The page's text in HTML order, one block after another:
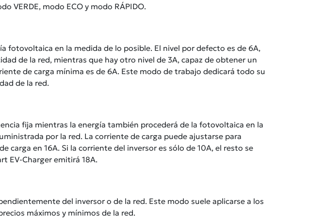
VERDE, modo ECO y modo RÁPIDO.
fotovoltaica en la medida de lo posible. El nivel por defecto es de 6A,
de la red, mientras que hay otro nivel de 3A, capaz de obtener un
de carga mínima es de 6A. Este modo de trabajo dedicará todo su
de la red.
fija mientras la energía también procederá de la fotovoltaica en la
por la red. La corriente de carga puede ajustarse para
en 16A. Si la corriente del inversor es sólo de 10A, el resto se
EV-Charger emitirá 18A.
del inversor o de la red. Este modo suele aplicarse a los
máximos y mínimos de la red.